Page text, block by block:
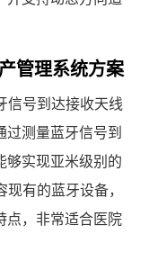
管理系统方案
信号到达接收天线
过测量蓝牙信号到
够实现亚米级别的
有的蓝牙设备，
点，非常适合医院